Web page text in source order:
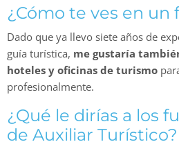
¿Cómo te ves en un
Dado que ya llevo siete años de
guía turística, me gustaría
hoteles y oficinas de turismo
profesionalmente.
¿Qué le dirías a los
de Auxiliar Turístico?